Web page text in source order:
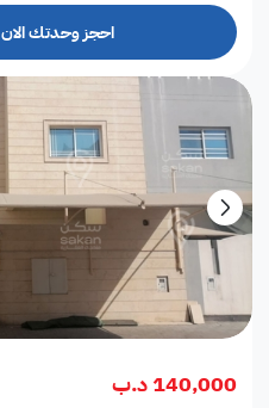
احجز وحدتك الان
140,000 د.ب